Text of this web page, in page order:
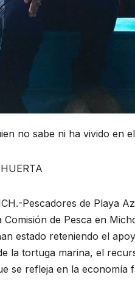
no sabe ni ha vivido en
Pescadores de Playa
de Pesca en
estado reteniendo el
la tortuga marina, el
se refleja en la economía